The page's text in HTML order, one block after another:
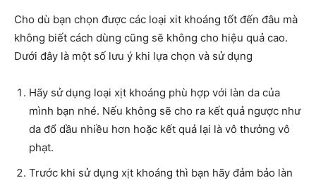
Cho dù bạn chọn được các loại xit khoáng tốt đến đâu mà
không biết cách dùng cũng sẽ không cho hiệu quả cao.
Dưới đây là một số lưu ý khi lựa chọn và sử dụng
Hãy sử dụng loại xịt khoáng phù hợp với làn da của
mình bạn nhé. Nếu không sẽ cho ra kết quả ngược như
da đổ dầu nhiều hơn hoặc kết quả lại là vô thưởng vô
phạt.
Trước khi sử dụng xịt khoáng thì bạn hãy đảm bảo làn